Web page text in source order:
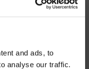
and ads, to
analyse our traffic.
onde deseja